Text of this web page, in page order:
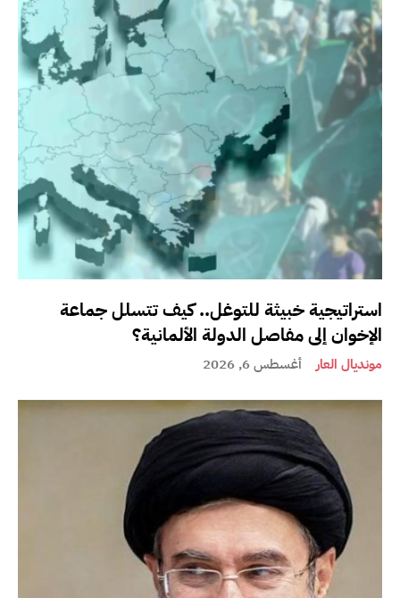
استراتيجية خبيثة للتوغل.. كيف تتسلل جماعة
الإخوان إلى مفاصل الدولة الألمانية؟
مونديال العار أغسطس 6, 2026